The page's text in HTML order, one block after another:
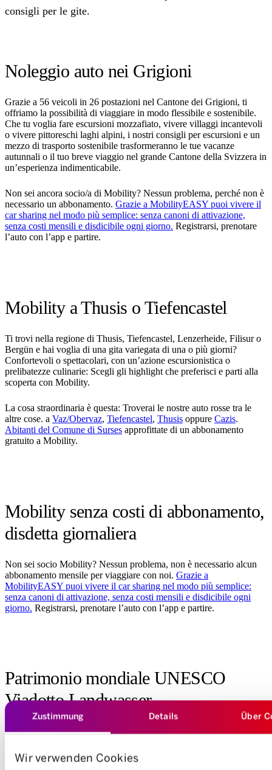
Zustimmung Details Über
Wir verwenden Cookies
consigli per le gite.
Noleggio auto nei Grigioni
Grazie a 56 veicoli in 26 postazioni nel Cantone dei Grigioni, ti
offriamo la possibilità di viaggiare in modo flessibile e sostenibile.
Che tu voglia fare escursioni mozzafiato, vivere villaggi incantevoli
o vivere pittoreschi laghi alpini, i nostri consigli per escursioni e un
mezzo di trasporto sostenibile trasformeranno le tue vacanze
autunnali o il tuo breve viaggio nel grande Cantone della Svizzera in
un’esperienza indimenticabile.
Non sei ancora socio/a di Mobility? Nessun problema, perché non è
necessario un abbonamento. Grazie a MobilityEASY puoi vivere il
car sharing nel modo più semplice: senza canoni di attivazione,
senza costi mensili e disdicibile ogni giorno. Registrarsi, prenotare
l’auto con l’app e partire.
Mobility a Thusis o Tiefencastel
Ti trovi nella regione di Thusis, Tiefencastel, Lenzerheide, Filisur o
Bergün e hai voglia di una gita variegata di una o più giorni?
Confortevoli o spettacolari, con un’azione escursionistica o
prelibatezze culinarie: Scegli gli highlight che preferisci e parti alla
scoperta con Mobility.
La cosa straordinaria è questa: Troverai le nostre auto rosse tra le
altre cose. a Vaz/Obervaz, Tiefencastel, Thusis oppure Cazis.
Abitanti del Comune di Surses approfittate di un abbonamento
gratuito a Mobility.
Mobility senza costi di abbonamento,
disdetta giornaliera
Non sei socio Mobility? Nessun problema, non è necessario alcun
abbonamento mensile per viaggiare con noi. Grazie a
MobilityEASY puoi vivere il car sharing nel modo più semplice:
senza canoni di attivazione, senza costi mensili e disdicibile ogni
giorno. Registrarsi, prenotare l’auto con l’app e partire.
Patrimonio mondiale UNESCO
Viadotto Landwasser
Ma ora si parte per un viaggio di scoperta! Lungo la strada verso
di fama mondiale . Attenzione: L’opera dichiarata Patrimonio
mondiale UNESCO non si intravede dalla strada, anche se il ponte è